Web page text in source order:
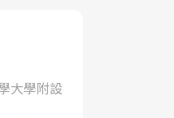
大學附設